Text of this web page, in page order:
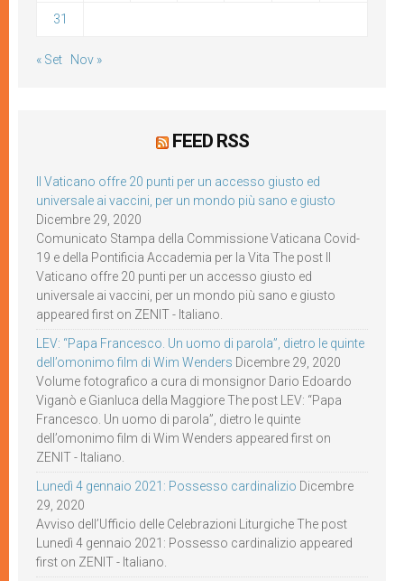
31
« Set Nov »
FEED RSS
Il Vaticano offre 20 punti per un accesso giusto ed
universale ai vaccini, per un mondo più sano e giusto
Dicembre 29, 2020
Comunicato Stampa della Commissione Vaticana Covid-
19 e della Pontificia Accademia per la Vita The post Il
Vaticano offre 20 punti per un accesso giusto ed
universale ai vaccini, per un mondo più sano e giusto
appeared first on ZENIT - Italiano.
LEV: “Papa Francesco. Un uomo di parola”, dietro le quinte
dell’omonimo film di Wim Wenders Dicembre 29, 2020
Volume fotografico a cura di monsignor Dario Edoardo
Viganò e Gianluca della Maggiore The post LEV: “Papa
Francesco. Un uomo di parola”, dietro le quinte
dell’omonimo film di Wim Wenders appeared first on
ZENIT - Italiano.
Lunedì 4 gennaio 2021: Possesso cardinalizio Dicembre
29, 2020
Avviso dell’Ufficio delle Celebrazioni Liturgiche The post
Lunedì 4 gennaio 2021: Possesso cardinalizio appeared
first on ZENIT - Italiano.